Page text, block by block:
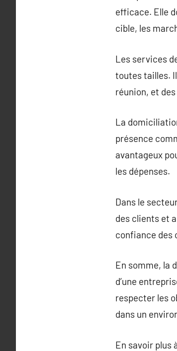
efficace. Elle
cible, les
Les services
toutes tailles.
réunion, et
La
présence
avantageux
les dépenses.
Dans le
des clients et
confiance des
En somme, la
d’une
respecter les
dans un
En savoir plus